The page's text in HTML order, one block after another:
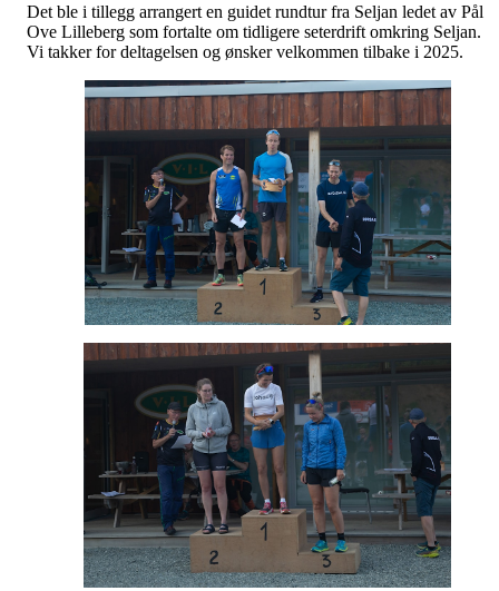
Det ble i tillegg arrangert en guidet rundtur fra Seljan ledet av Pål
Ove Lilleberg som fortalte om tidligere seterdrift omkring Seljan.
Vi takker for deltagelsen og ønsker velkommen tilbake i 2025.